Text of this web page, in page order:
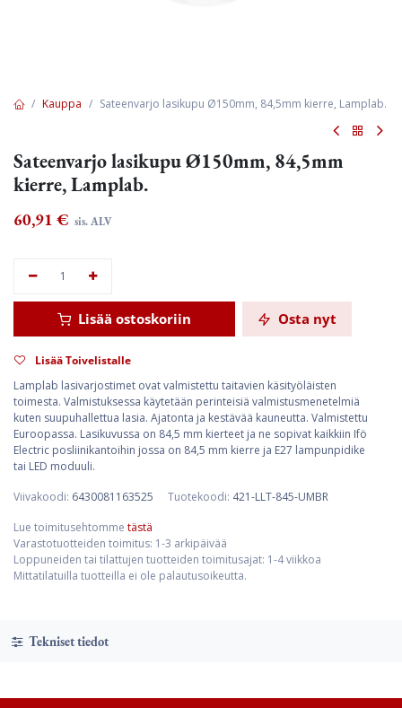
Kauppa Sateenvarjo lasikupu Ø150mm, 84,5mm kierre, Lamplab.
Sateenvarjo lasikupu Ø150mm, 84,5mm
kierre, Lamplab.
60,91 € sis. ALV
Lisää ostoskoriin Osta nyt
Lisää Toivelistalle
Lamplab lasivarjostimet ovat valmistettu taitavien käsityöläisten
toimesta. Valmistuksessa käytetään perinteisiä valmistusmenetelmiä
kuten suupuhallettua lasia. Ajatonta ja kestävää kauneutta. Valmistettu
Euroopassa. Lasikuvussa on 84,5 mm kierteet ja ne sopivat kaikkiin Ifö
Electric posliinikantoihin jossa on 84,5 mm kierre ja E27 lampunpidike
tai LED moduuli.
Viivakoodi: 6430081163525 Tuotekoodi: 421-LLT-845-UMBR
Lue toimitusehtomme tästä
Varastotuotteiden toimitus: 1-3 arkipäivää
Loppuneiden tai tilattujen tuotteiden toimitusajat: 1-4 viikkoa
Mittatilatuilla tuotteilla ei ole palautusoikeutta.
Tekniset tiedot